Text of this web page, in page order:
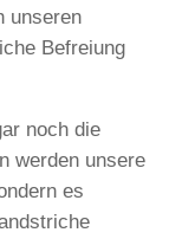
unseren
Befreiung
noch die
werden unsere
es